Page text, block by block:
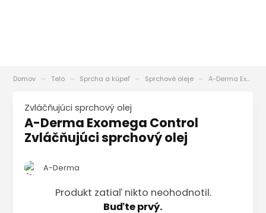
Domov Telo Sprcha a kúpeľ Sprchové oleje A-Derma Exomega Control Zvláčňujúci sprchový olej
zvláčňujúci sprchový olej
A-Derma Exomega Control
Zvláčňujúci sprchový olej
A-Derma
Produkt zatiaľ nikto neohodnotil.
Buďte prvý.